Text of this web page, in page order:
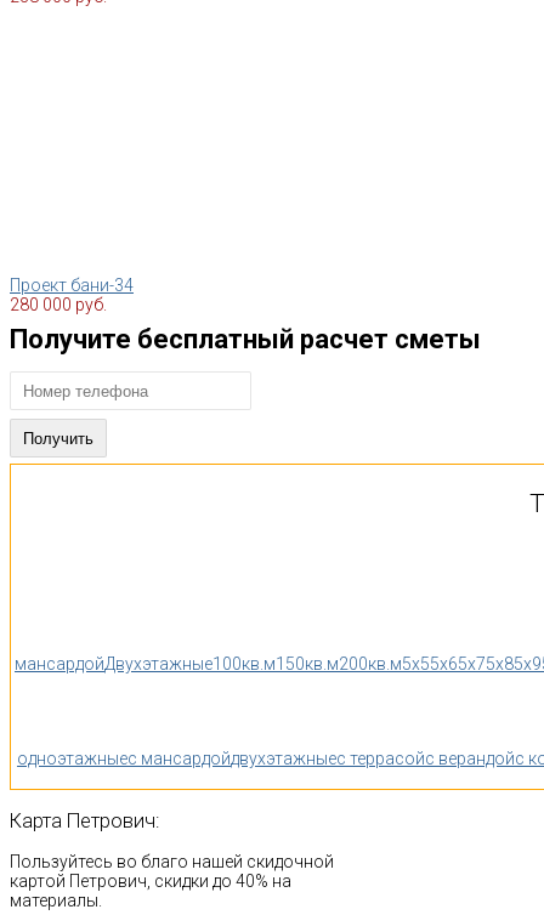
Проект бани-34
280 000 руб.
Получите бесплатный расчет сметы
мансардойДвухэтажные100кв.м150кв.м200кв.м5x55x65x75x85x9
одноэтажныес мансардойдвухэтажныес террасойс верандойс
Карта Петрович:
Пользуйтесь во благо нашей скидочной
картой Петрович, скидки до 40% на
материалы.